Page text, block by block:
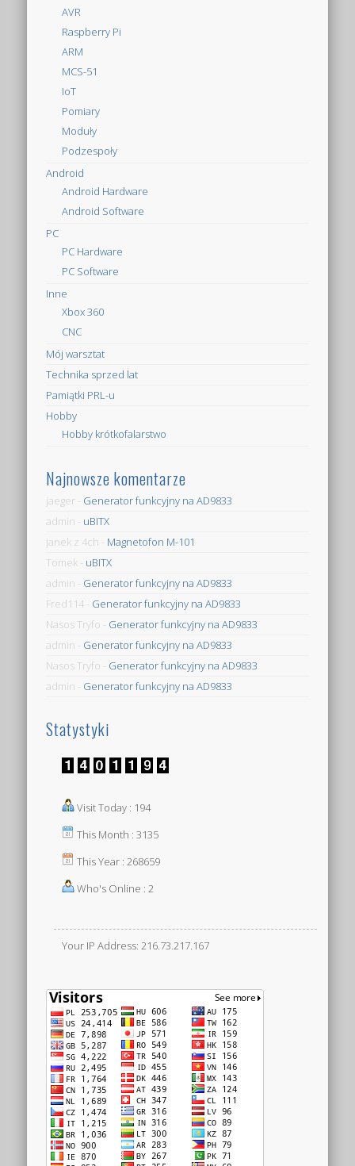
AVR
Raspberry Pi
ARM
MCS-51
IoT
Pomiary
Moduły
Podzespoły
Android
Android Hardware
Android Software
PC
PC Hardware
PC Software
Inne
Xbox 360
CNC
Mój warsztat
Technika sprzed lat
Pamiątki PRL-u
Hobby
Hobby krótkofalarstwo
Najnowsze komentarze
jaeger - Generator funkcyjny na AD9833
admin - uBITX
janek z 4ch - Magnetofon M-101
Tomek - uBITX
admin - Generator funkcyjny na AD9833
Fred114 - Generator funkcyjny na AD9833
Nasos Tryfo - Generator funkcyjny na AD9833
admin - Generator funkcyjny na AD9833
Nasos Tryfo - Generator funkcyjny na AD9833
admin - Generator funkcyjny na AD9833
Statystyki
Visit Today : 194
This Month : 3135
This Year : 268659
Who's Online : 2
Your IP Address: 216.73.217.167